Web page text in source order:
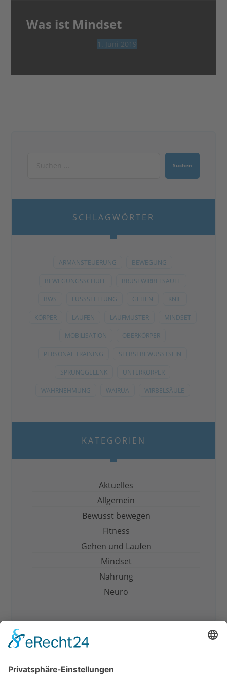
Was ist Mindset
1. Juni 2019
SCHLAGWÖRTER
ARMANSTEUERUNG BEWEGUNG
BEWEGUNGSSCHULE BRUSTWIRBELSÄULE
BWS FUSSSTELLUNG GEHEN KNIE
KÖRPER LAUFEN LAUFMUSTER MINDSET
MOBILISATION OBERKÖRPER
PERSONAL TRAINING SELBSTBEWUSSTSEIN
SPRUNGGELENK UNTERKÖRPER
WAHRNEHMUNG WAIRUA WIRBELSÄULE
KATEGORIEN
Aktuelles
Allgemein
Bewusst bewegen
Fitness
Gehen und Laufen
Mindset
Nahrung
Neuro